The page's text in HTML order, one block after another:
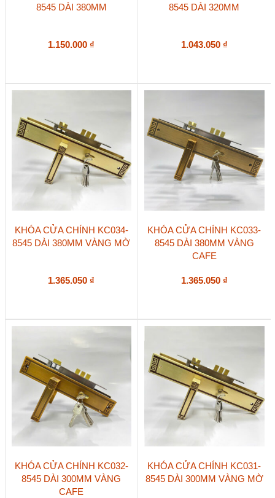
8545 DÀI 380MM
1.150.000 ₫
8545 DÀI 320MM
1.043.050 ₫
KHÓA CỬA CHÍNH KC034-
8545 DÀI 380MM VÀNG MỜ
1.365.050 ₫
KHÓA CỬA CHÍNH KC033-
8545 DÀI 380MM VÀNG
CAFE
1.365.050 ₫
KHÓA CỬA CHÍNH KC032-
8545 DÀI 300MM VÀNG
CAFE
KHÓA CỬA CHÍNH KC031-
8545 DÀI 300MM VÀNG MỜ